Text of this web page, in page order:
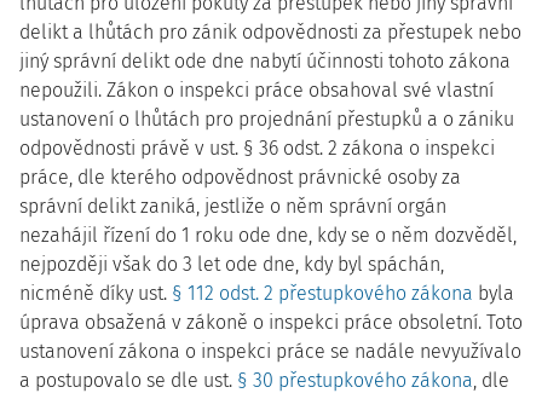
delikt a lhůtách pro zánik odpovědnosti za přestupek nebo
jiný správní delikt ode dne nabytí účinnosti tohoto zákona
nepoužili. Zákon o inspekci práce obsahoval své vlastní
ustanovení o lhůtách pro projednání přestupků a o zániku
odpovědnosti právě v ust. § 36 odst. 2 zákona o inspekci
práce, dle kterého odpovědnost právnické osoby za
správní delikt zaniká, jestliže o něm správní orgán
nezahájil řízení do 1 roku ode dne, kdy se o něm dozvěděl,
nejpozději však do 3 let ode dne, kdy byl spáchán,
nicméně díky ust. § 112 odst. 2 přestupkového zákona byla
úprava obsažená v zákoně o inspekci práce obsoletní. Toto
ustanovení zákona o inspekci práce se nadále nevyužívalo
a postupovalo se dle ust. § 30 přestupkového zákona, dle